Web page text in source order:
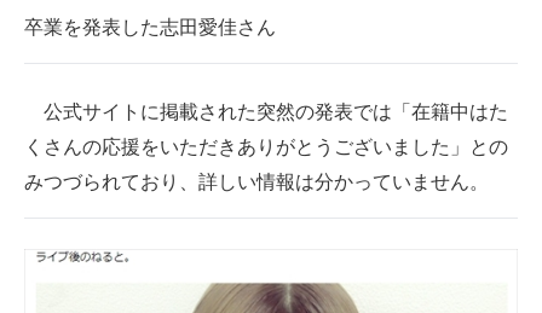
経営リーダーのコミュニティ
ITエンジニア向け専門サイト
企業向けIT製品の総合サイト
製造業のIT導入・活用を支援
卒業を発表した志田愛佳さん
公式サイトに掲載された突然の発表では「在籍中はた
くさんの応援をいただきありがとうございました」との
みつづられており、詳しい情報は分かっていません。